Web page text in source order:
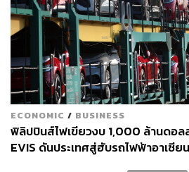
ขณะเดียวกัน อิสราเอลิโต ตอร์เรอ
ของ เดลา โรซา ได้โพสต์รูปภาพขอ
ในสภาเมื่อเวลา 1.11 น. ของวันนี้
ข่าวลือทั้งหมด
“ผมได้คุยกับเขาในฐานะทนายความ
ออกจากสภาไหม?’ เขาบอกว่าเขาไม่
ให้สัมภาษณ์เป็นภาษาตากาล็อก
ECONOMIC / BUSINESS
ฟิลิปปินส์ไฟเขียวงบ 1,000 ล้านดอล
EVIS ดันประเทศสู่ฮับรถไฟฟ้าอาเซียน